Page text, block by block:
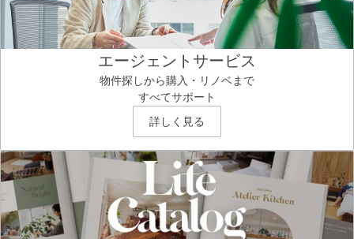
エージェントサービス
物件探しから購入・リノベまで
すべてサポート
詳しく見る